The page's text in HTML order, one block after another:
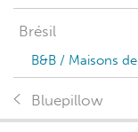
Brésil
B&B / Maisons
Bluepillow